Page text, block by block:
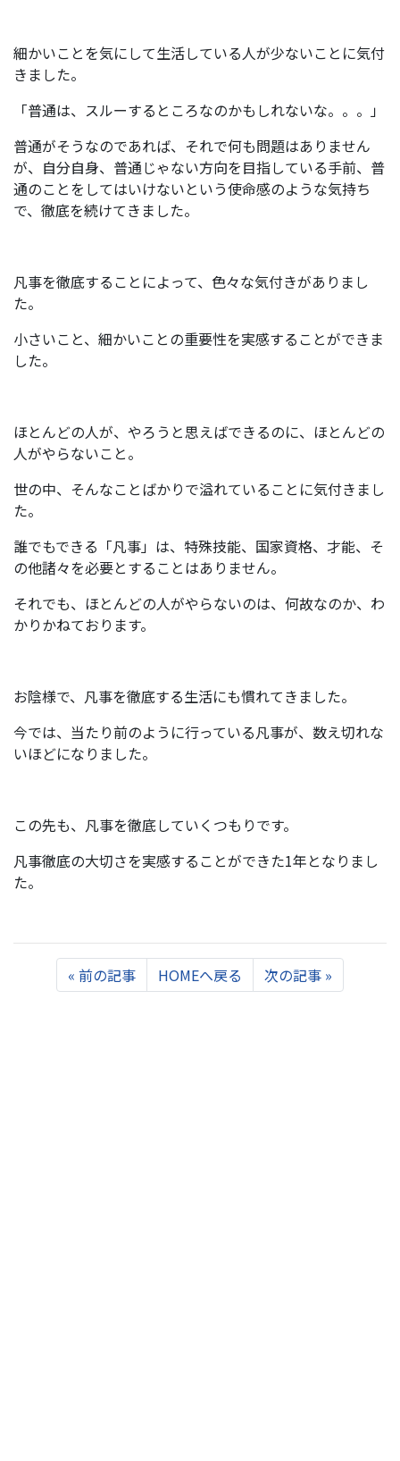
細かいことを気にして生活している人が少ないことに気付
きました。
「普通は、スルーするところなのかもしれないな。。。」
普通がそうなのであれば、それで何も問題はありません
が、自分自身、普通じゃない方向を目指している手前、普
通のことをしてはいけないという使命感のような気持ち
で、徹底を続けてきました。
凡事を徹底することによって、色々な気付きがありまし
た。
小さいこと、細かいことの重要性を実感することができま
した。
ほとんどの人が、やろうと思えばできるのに、ほとんどの
人がやらないこと。
世の中、そんなことばかりで溢れていることに気付きまし
た。
誰でもできる「凡事」は、特殊技能、国家資格、才能、そ
の他諸々を必要とすることはありません。
それでも、ほとんどの人がやらないのは、何故なのか、わ
かりかねております。
お陰様で、凡事を徹底する生活にも慣れてきました。
今では、当たり前のように行っている凡事が、数え切れな
いほどになりました。
この先も、凡事を徹底していくつもりです。
凡事徹底の大切さを実感することができた1年となりまし
た。
« Previous
前の記事 HOMEへ戻る 次の記事 »